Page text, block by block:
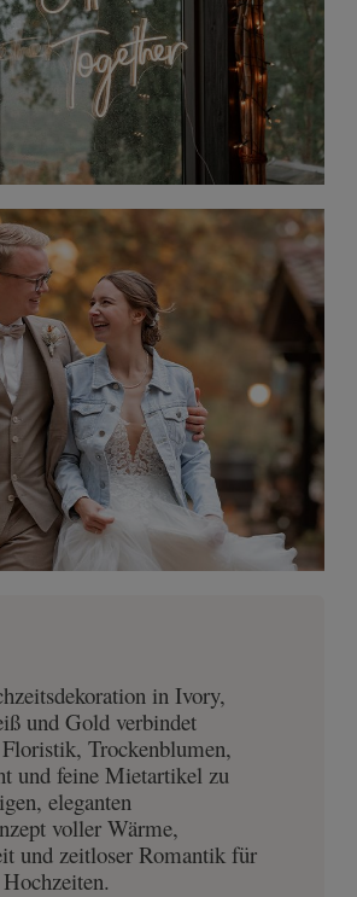
in Ivory,
und Gold verbindet
Trockenblumen,
und feine Mietartikel zu
eleganten
voller Wärme,
und zeitloser Romantik für